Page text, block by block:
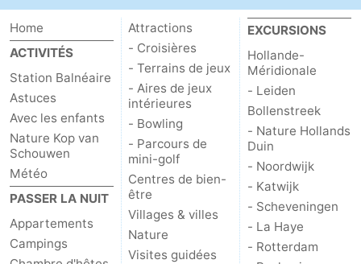
Home
ACTIVITÉS
Station Balnéaire
Astuces
Avec les enfants
Nature Kop van
Schouwen
Météo
PASSER LA NUIT
Appartements
Campings
Attractions
- Croisières
- Terrains de jeux
- Aires de jeux
intérieures
- Bowling
- Parcours de
mini-golf
Centres de bien-
être
Villages & villes
Nature
Visites guidées
EXCURSIONS
Hollande-
Méridionale
- Leiden
Bollenstreek
- Nature Hollands
Duin
- Noordwijk
- Katwijk
- Scheveningen
- La Haye
- Rotterdam